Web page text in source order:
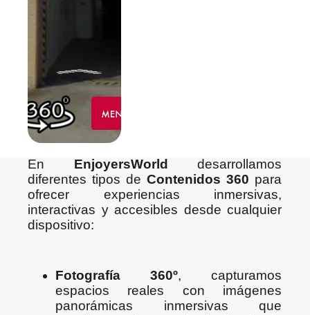
En EnjoyersWorld
desarrollamos
diferentes tipos de Contenidos 360 para
ofrecer experiencias inmersivas,
interactivas y accesibles desde cualquier
dispositivo:
Fotografía 360º, capturamos
espacios reales con imágenes
panorámicas inmersivas que